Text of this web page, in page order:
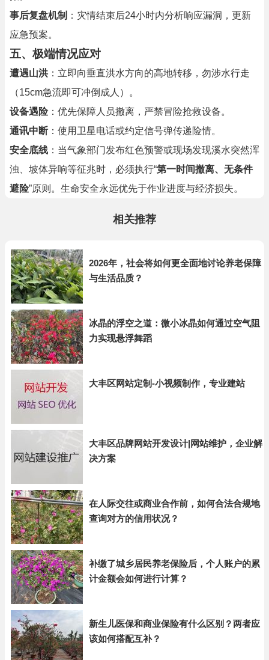
事后复盘机制 ：灾情结束后24小时内分析响应漏洞，更新
应急预案。
五、极端情况应对
遭遇山洪 ：立即向垂直洪水方向的高地转移，勿涉水行走
（15cm急流即可冲倒成人）。
设备遇险：优先保障人员撤离，严禁冒险抢救设备。
通讯中断 ：使用卫星电话或约定信号弹传递险情。
安全底线 ：当气象部门发布红色预警或现场发现溪水突然浑
浊、坡体异响等征兆时，必须执行“第一时间撤离、无条件
避险”原则。生命安全永远优先于作业进度与经济损失。
相关推荐
2026年，社会将如何更全面地讨论养老保障
与生活品质？
冰晶的浮空之道：微小冰晶如何通过空气阻
力实现悬浮舞蹈
大丰区网站定制-小视频制作，专业建站
大丰区品牌网站开发设计|网站维护，企业解
决方案
在人际交往或商业合作前，如何合法合规地
查询对方的信用状况？
补缴了城乡居民养老保险后，个人账户的累
计金额会如何进行计算？
新生儿医保和商业保险有什么区别？两者应
该如何搭配互补？